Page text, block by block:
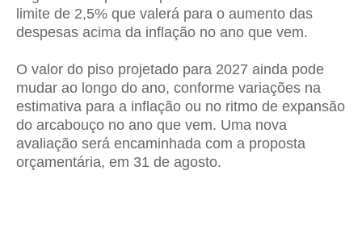
limite de 2,5% que valerá para o aumento das
despesas acima da inflação no ano que vem.
O valor do piso projetado para 2027 ainda pode
mudar ao longo do ano, conforme variações na
estimativa para a inflação ou no ritmo de expansão
do arcabouço no ano que vem. Uma nova
avaliação será encaminhada com a proposta
orçamentária, em 31 de agosto.